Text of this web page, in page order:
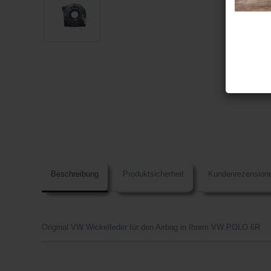
Beschreibung Produktsicherheit
Original VW Wickelfeder für den Airbag in Ihrem VW POLO 6R